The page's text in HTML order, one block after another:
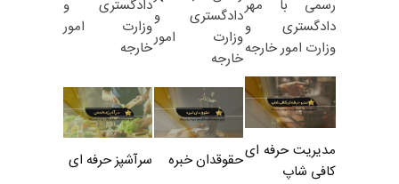
رسمی با مهر
دادگستری و
وزارت امور خارجه
دادگستری و
وزارت امور
خارجه
دادگستری و
وزارت امور
خارجه
مدیریت حرفه ای
کافی شاپ
حقوقدان خبره سرآشپز حرفه ای